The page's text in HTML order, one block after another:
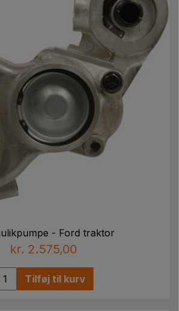
- Ford traktor
kr. 2.575,00
Tilføj til kurv